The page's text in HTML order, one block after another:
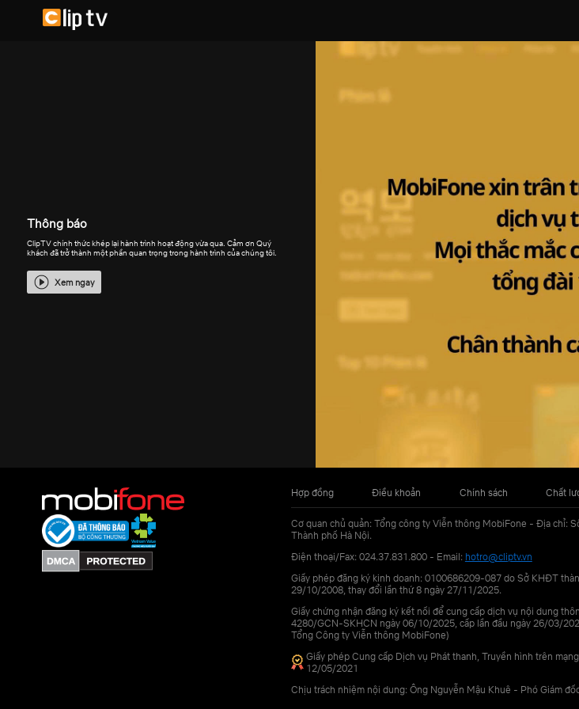
Thông báo
ClipTV chính thức khép lại hành trình hoạt động vừa qua. Cảm ơn Quý
khách đã trở thành một phần quan trọng trong hành trình của chúng tôi.
Xem ngay
Hợp đồng Điều khoản Chính sách Chất
Cơ quan chủ quản: Tổng công ty Viễn thông MobiFone - Địa chỉ:
Thành phố Hà Nội.
Điện thoại/Fax: 024.37.831.800 - Email: hotro@cliptv.vn
Giấy phép đăng ký kinh doanh: 0100686209-087 do Sở KHĐT
29/10/2008, thay đổi lần thứ 8 ngày 27/11/2025.
Giấy chứng nhận đăng ký kết nối để cung cấp dịch vụ nội dung
4280/GCN-SKHCN ngày 06/10/2025, cấp lần đầu ngày 26/03/
Tổng Công ty Viễn thông MobiFone)
Giấy phép Cung cấp Dịch vụ Phát thanh, Truyền hình trên
12/05/2021
Chịu trách nhiệm nội dung: Ông Nguyễn Mậu Khuê - Phó Giám